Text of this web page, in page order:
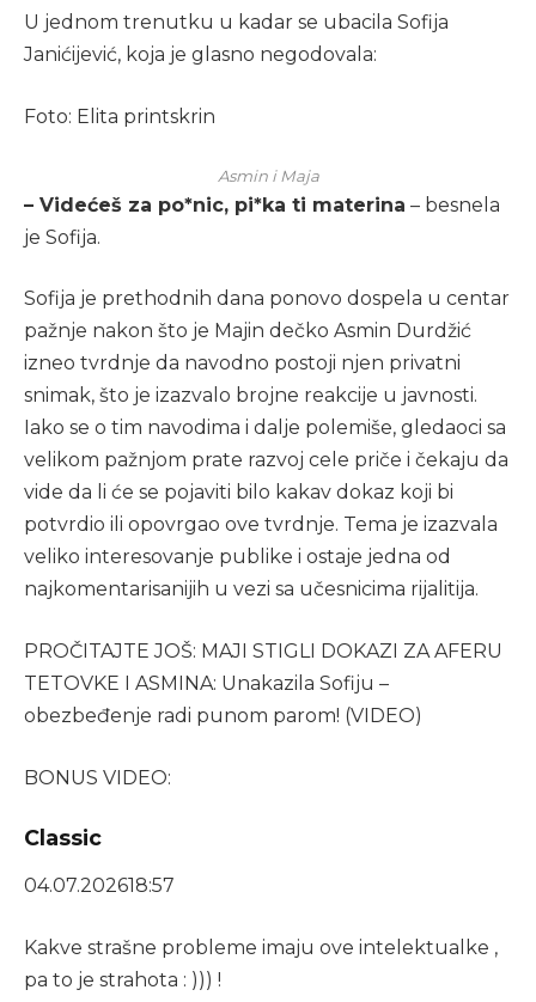
U jednom trenutku u kadar se ubacila Sofija
Janićijević, koja je glasno negodovala:
Foto: Elita printskrin
Asmin i Maja
– Videćeš za po*nic, pi*ka ti materina – besnela
je Sofija.
Sofija je prethodnih dana ponovo dospela u centar
pažnje nakon što je Majin dečko Asmin Durdžić
izneo tvrdnje da navodno postoji njen privatni
snimak, što je izazvalo brojne reakcije u javnosti.
Iako se o tim navodima i dalje polemiše, gledaoci sa
velikom pažnjom prate razvoj cele priče i čekaju da
vide da li će se pojaviti bilo kakav dokaz koji bi
potvrdio ili opovrgao ove tvrdnje. Tema je izazvala
veliko interesovanje publike i ostaje jedna od
najkomentarisanijih u vezi sa učesnicima rijalitija.
PROČITAJTE JOŠ: MAJI STIGLI DOKAZI ZA AFERU
TETOVKE I ASMINA: Unakazila Sofiju –
obezbeđenje radi punom parom! (VIDEO)
BONUS VIDEO:
Classic
04.07.202618:57
Kakve strašne probleme imaju ove intelektualke ,
pa to je strahota : ))) !